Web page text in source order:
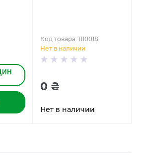
Код товара: 1110018
Нет в наличии
0 ₴
Нет в наличии